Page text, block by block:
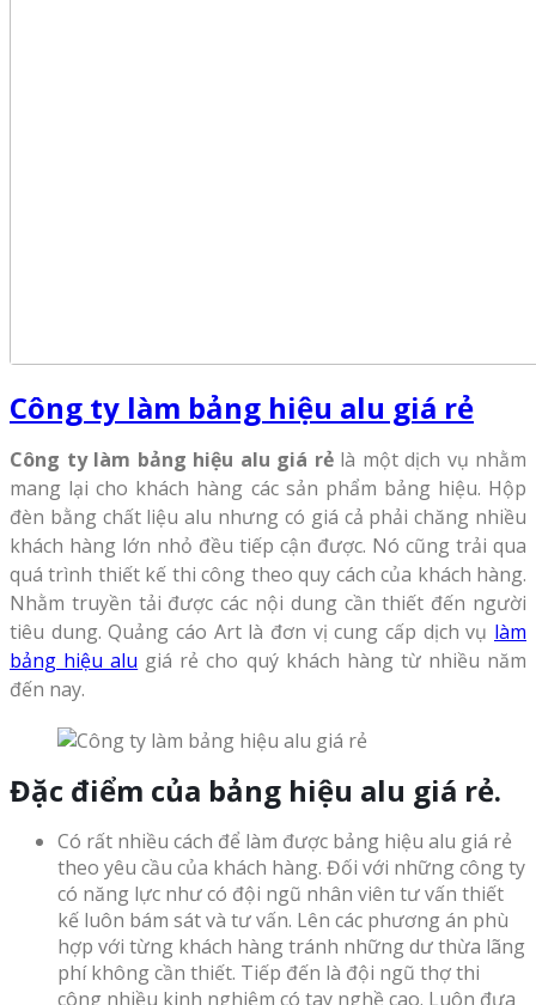
Công ty làm bảng hiệu alu giá rẻ
Công ty làm bảng hiệu alu giá rẻlà một dịch vụ nhằm
mang lại cho khách hàng các sản phẩm bảng hiệu. Hộp
đèn bằng chất liệu alu nhưng có giá cả phải chăng nhiều
khách hàng lớn nhỏ đều tiếp cận được. Nó cũng trải qua
quá trình thiết kế thi công theo quy cách của khách hàng.
Nhằm truyền tải được các nội dung cần thiết đến người
tiêu dung. Quảng cáo Art là đơn vị cung cấp dịch vụ làm
bảng hiệu alu giá rẻ cho quý khách hàng từ nhiều năm
đến nay.
Đặc điểm của bảng hiệu alu giá rẻ.
Có rất nhiều cách để làm được bảng hiệu alu giá rẻ
theo yêu cầu của khách hàng. Đối với những công ty
có năng lực như có đội ngũ nhân viên tư vấn thiết
kế luôn bám sát và tư vấn. Lên các phương án phù
hợp với từng khách hàng tránh những dư thừa lãng
phí không cần thiết. Tiếp đến là đội ngũ thợ thi
công nhiều kinh nghiệm có tay nghề cao. Luôn đưa